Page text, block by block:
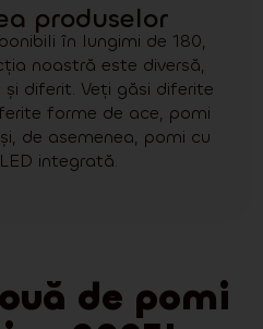
produselor
în lungimi de 180,
noastră este diversă,
diferit. Veți găsi diferite
forme de ace, pomi
de asemenea, pomi cu
integrată.
de pomi